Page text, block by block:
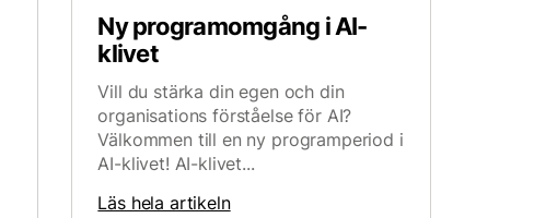
Ny programomgång i AI-
klivet
Vill du stärka din egen och din
organisations förståelse för AI?
Välkommen till en ny programperiod i
AI-klivet! AI-klivet...
Läs hela artikeln